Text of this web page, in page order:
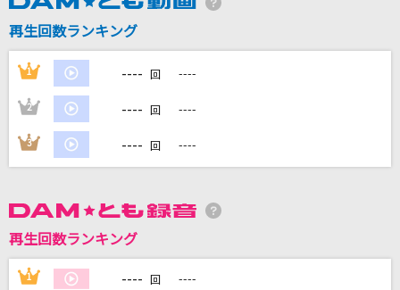
go!go!vanillas
カラオケ最新情報をチェック！
DAMに会員登録・ログインして
再生回数ランキング
1 ---- 回 ----
2 ---- 回 ----
3 ---- 回 ----
再生回数ランキング
1 ---- 回 ----